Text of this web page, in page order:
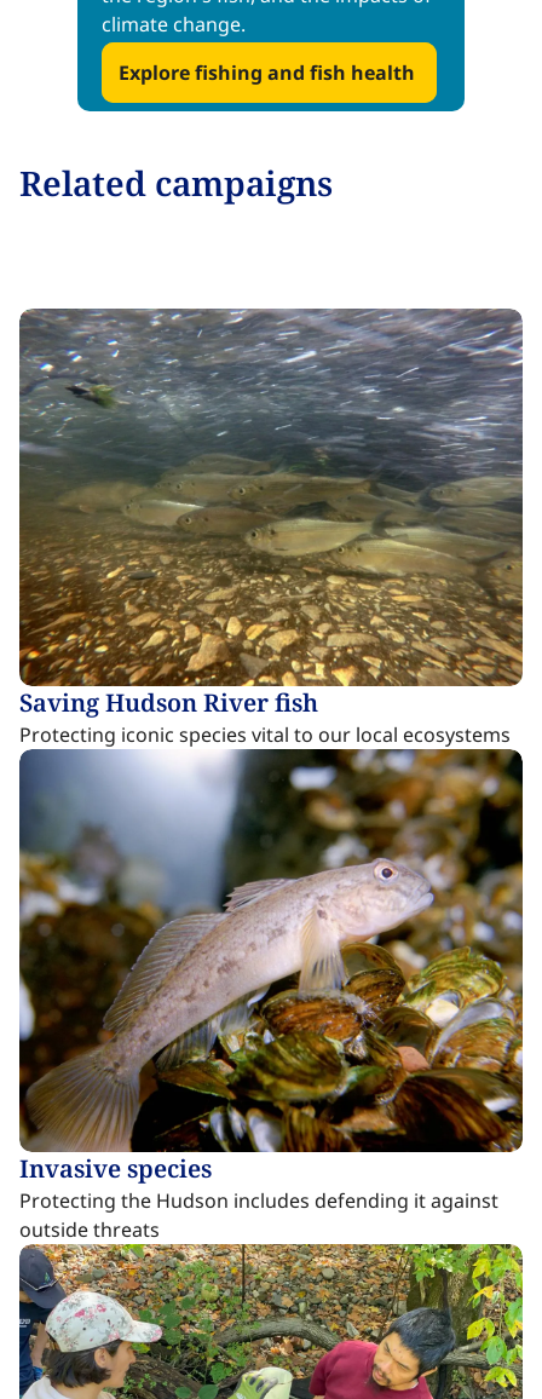
climate change.‌ ​‍‌‍‍‌‌‍‌ ‌‍‍‌‌‍ ‍​‍​‍​ ‍‍​‍​‍‌ ​ ‌‍​‌‌‍ ‍‌‍‍‌‌ ‌​‌ ‍‌​‍ ‍‌‍‍‌‌‍ ​‍​‍​‍ ​​‍​‍‌‍‍​‌ ​‍‌‍‌‌‌‍‌‍​‍​‍​ ‍‍​‍​‍‌‍‍​‌ ‌​‌ ‌​‌ ​​‌ ​ ​ ‍‍​‍ ​‍ ‌‍​ ‌‍ ‌‌ ​ ​‍ ‍‌‍ ‌‌‍​‌‌‍‍‌‌‍ ‍​‍ ‍​ ​‍​ ​​​ ​‍​ ‌​‌ ​‍‌‍‌‌‌‍‌​‌‍‌‌‌ ​ ‌‍‍‌‌‍‌ ‌‍ ‍​‍ ‍‌ ​‍‌‍‍‌‌ ‌‍‌‍‌‌‌ ​‍‌‍‍ ‌‍‌‌‌‍‌‌‌ ​​‌‍‌‌‌ ​‍​‍ ‍‌‍ ‌ ​‍‌‍‌ ​‍ ‌‍‍‌‌‍ ‍‌ ‌​‌‍‌‌‌‍ ‍‌ ‌​​‍ ‌‍‌‌‌‍‌​‌‍‍‌‌ ‌​​‍ ‌‍ ‌‌‍ ‌‍‌​‌‍‌‌​ ‌‌ ​​‌ ​‍‌‍‌‌‌ ​ ‌‍‌‌‌‍ ‍‌ ‌​‌‍​‌‌ ‌​‌‍‍‌‌‍ ‌‍ ‍​ ‍ ‌‍‍‌‌‍‌​​ ‌‌‍‌‍‌‍‌‌​ ‌​​ ‌ ‌‍‌‌‌‍‌‍​ ​​​ ‌​​‍ ‌​ ‌‍‌‍‌‌​ ​‍‌‍‌​​‍ ‌​ ‌​​ ‌ ​ ‌‍​ ‍‌​‍ ‌‌‍​‌​ ​‍‌‍​‌​ ‌ ​‍ ‌‌‍‌‍​ ​‌​ ‌‍​ ​​‌‍‌‌​ ​‍​ ‌‍​ ‍​‌‍‌‌‌‍​‍‌‍​ ‌‍​‍​ ‍ ‌ ‌​‌ ‍‌‌ ​​‌‍‌‌​ ‌‌‍‌‍‌‍ ‌‍​ ‌ ‌‌‌ ​ ‌​​‌‌ ​‍‌‍‌‌‌‍​‌​ ‍ ‌ ​​‌‍​‌‌ ‌​‌‍‍​​ ‌‌‍‍‌‌ ​ ‌ ​ ‌ ‌‌‌‍‌‌‌​ ‌ ‌‍‌‍‌‌‌ ​‍‌ ‌‍‌‍‍‌‌‍‌‌‌ ‌ ​‍ ‍‌‍​ ‌‍ ‌‍ ‍‌ ‌​‌‍‌‌‌‍ ‍‌ ‌​​‍‌‌​ ‌‌‌​​‍‌‌ ‌‍‍ ‌‍‌‌‌ ‍‌​‍‌‌​ ​ ‌​‌​​‍‌‌​ ​ ‌​‌​​‍‌‌​ ​‍​ ​‍‌‍​ ​ ​ ​ ‌​​ ‌ ‌‍​‍‌‍‌‌​ ‌‌​ ​‍​ ​‌​ ‌ ​ ‍​​ ​‌​‍‌‌​ ​‍​ ​‍​‍‌‌​ ‌‌‌​‌​​‍ ‍‌‍‌​‌‍‌‌‌ ​ ‌‍​ ‌ ​‍‌‍‍‌‌ ​​‌ ‌​‌‍‍‌‌‍ ‌‍ ‍​ ‌‍​‍‌‍​‌‌ ​ ‌‍‌‌‌‌‌‌‌ ​‍‌‍ ​​ ‌‌‍‍​‌ ‌​‌ ‌​‌ ​​‌ ​ ​‍‌‌​ ​ ‌​​‌​‍‌‌​ ​‍‌​‌‍​‍‌‌​ ​‍‌​‌‍‌‍​ ‌‍ ‌‌ ​ ​‍ ‍‌‍ ‌‌‍​‌‌‍‍‌‌‍ ‍​‍ ‍​ ​‍​ ​​​ ​‍​ ‌​‌ ​‍‌‍‌‌‌‍‌​‌‍‌‌‌ ​ ‌‍‍‌‌‍‌ ‌‍ ‍​‍ ‍‌ ​‍‌‍‍‌‌ ‌‍‌‍‌‌‌ ​‍‌‍‍ ‌‍‌‌‌‍‌‌‌ ​​‌‍‌‌‌ ​‍​‍ ‍‌‍ ‌ ​‍‌‍‌ ​‍‌‍‌‍‍‌‌‍‌​​ ‌‌‍‌‍‌‍‌‌​ ‌​​ ‌ ‌‍‌‌‌‍‌‍​ ​​​ ‌​​‍ ‌​ ‌‍‌‍‌‌​ ​‍‌‍‌​​‍ ‌​ ‌​​ ‌ ​ ‌‍​ ‍‌​‍ ‌‌‍​‌​ ​‍‌‍​‌​ ‌ ​‍ ‌‌‍‌‍​ ​‌​ ‌‍​ ​​‌‍‌‌​ ​‍​ ‌‍​ ‍​‌‍‌‌‌‍​‍‌‍​ ‌‍​‍​‍‌‍‌ ‌​‌ ‍‌‌ ​​‌‍‌‌​ ‌‌‍‌‍‌‍ ‌‍​ ‌ ‌‌‌ ​ ‌​​‌‌ ​‍‌‍‌‌‌‍​‌​‍‌‍‌ ​​‌‍​‌‌ ‌​‌‍‍​​ ‌‌‍‍‌‌ ​ ‌ ​ ‌ ‌‌‌‍‌‌‌​ ‌ ‌‍‌‍‌‌‌ ​‍‌ ‌‍‌‍‍‌‌‍‌‌‌ ‌ ​‍ ‍‌‍​ ‌‍ ‌‍ ‍‌ ‌​‌‍‌‌‌‍ ‍‌ ‌​​‍‌‌​ ‌‌‌​​‍‌‌ ‌‍‍ ‌‍‌‌‌ ‍‌​‍‌‌​ ​ ‌​‌​​‍‌‌​ ​ ‌​‌​​‍‌‌​ ​‍​ ​‍‌‍​ ​ ​ ​ ‌​​ ‌ ‌‍​‍‌‍‌‌​ ‌‌​ ​‍​ ​‌​ ‌ ​ ‍​​ ​‌​‍‌‌​ ​‍​ ​‍​‍‌‌​ ‌‌‌​‌​​‍ ‍‌‍‌​‌‍‌‌‌ ​ ‌‍​ ‌ ​‍‌‍‍‌‌ ​​‌ ‌​‌‍‍‌‌‍ ‌‍ ‍​‍‌‍‌ ​​‌‍‌‌‌ ​‍‌ ​ ‌ ​​‌‍‌‌‌‍​ ‌ ‌​‌‍‍‌‌ ‌‍‌‍‌‌​ ‌‌ ​​‌ ‌‌‌‍​‍‌‍ ​‌‍‍‌‌ ​ ‌‍‍​‌‍‌‌‌‍‌​​‍​‍‌ ‌​​​​‌ ‍ ​‍​‍‌‍ ‌ ​‍‌‍‍‌‌‍‌ ‌‍‍‌‌‍ ‍​‍​‍​ ‍‍​‍​‍‌ ​ ‌‍​‌‌‍ ‍‌‍‍‌‌ ‌​‌ ‍‌​‍ ‍‌‍‍‌‌‍ ​‍​‍​‍ ​​‍​‍‌‍‍​‌ ​‍‌‍‌‌‌‍‌‍​‍​‍​ ‍‍​‍​‍‌‍‍​‌ ‌​‌ ‌​‌ ​​‌ ​ ​ ‍‍​‍ ​‍ ‌‍​ ‌‍ ‌‌ ​ ​‍ ‍‌‍ ‌‌‍​‌‌‍‍‌‌‍ ‍​‍ ‍​ ​‍​ ​​​ ​‍​ ‌​‌ ​‍‌‍‌‌‌‍‌​‌‍‌‌‌ ​ ‌‍‍‌‌‍‌ ‌‍ ‍​‍ ‍‌ ​‍‌‍‍‌‌ ‌‍‌‍‌‌‌ ​‍‌‍‍ ‌‍‌‌‌‍‌‌‌ ​​‌‍‌‌‌ ​‍​‍ ‍‌‍ ‌ ​‍‌‍‌ ​‍ ‌‍‍‌‌‍ ‍‌ ‌​‌‍‌‌‌‍ ‍‌ ‌​​‍ ‌‍‌‌‌‍‌​‌‍‍‌‌ ‌​​‍ ‌‍ ‌‌‍ ‌‍‌​‌‍‌‌​ ‌‌ ​​‌ ​‍‌‍‌‌‌ ​ ‌‍‌‌‌‍ ‍‌ ‌​‌‍​‌‌ ‌​‌‍‍‌‌‍ ‌‍ ‍​ ‍ ‌‍‍‌‌‍‌​​ ‌​ ​​​ ‌‌​ ‌‌​ ​ ‌‍​‌‌‍​‍‌‍​‌​ ‌‍​‍ ‌‌‍​‍​ ​‍​ ‌‍‌‍‌‌​‍ ‌​ ‌​‌‍‌​​ ‌ ​ ‌‍​‍ ‌​ ‍​​ ‍‌‌‍‌‍​ ‌​​‍ ‌​ ‌​​ ​ ​ ‍​​ ‍​‌‍‌​‌‍​‌​ ‌‍​ ‍‌​ ​ ​ ‌‍​ ‌ ​ ​‍​ ‍ ‌ ‌​‌ ‍‌‌ ​​‌‍‌‌​ ‌‌‍​‌‌ ​‍‌ ‌​‌‍‍‌‌‍​ ‌‍ ​‌‍‌‌​ ‍ ‌ ​​‌‍​‌‌ ‌​‌‍‍​​ ‌‌‍​ ‌‍ ‌‍ ‍‌ ‌​‌‍‌‌‌‍ ‍‌ ‌​​‍‌‌​ ‌‌‌​​‍‌‌ ‌‍‍ ‌‍‌‌‌ ‍‌​‍‌‌​ ​ ‌​‌​​‍‌‌​ ​ ‌​‌​​‍‌‌​ ​‍​ ​‍​ ‌‍​ ​‌​ ‍​‌‍​‌​ ‌​‌‍‌​‌‍​ ‌‍​‌​ ‌‍​ ‌​‌‍​‌​ ​​​‍‌‌​ ​‍​ ​‍​‍‌‌​ ‌‌‌​‌​​‍ ‍‌‍‌​‌‍‌‌‌ ​ ‌‍​ ‌ ​‍‌‍‍‌‌ ​​‌ ‌​‌‍‍‌‌‍ ‌‍ ‍​ ‌‍​‍‌‍​‌‌ ​ ‌‍‌‌‌‌‌‌‌ ​‍‌‍ ​​ ‌‌‍‍​‌ ‌​‌ ‌​‌ ​​‌ ​ ​‍‌‌​ ​ ‌​​‌​‍‌‌​ ​‍‌​‌‍​‍‌‌​ ​‍‌​‌‍‌‍​ ‌‍ ‌‌ ​ ​‍ ‍‌‍ ‌‌‍​‌‌‍‍‌‌‍ ‍​‍ ‍​ ​‍​ ​​​ ​‍​ ‌​‌ ​‍‌‍‌‌‌‍‌​‌‍‌‌‌ ​ ‌‍‍‌‌‍‌ ‌‍ ‍​‍ ‍‌ ​‍‌‍‍‌‌ ‌‍‌‍‌‌‌ ​‍‌‍‍ ‌‍‌‌‌‍‌‌‌ ​​‌‍‌‌‌ ​‍​‍ ‍‌‍ ‌ ​‍‌‍‌ ​‍‌‍‌‍‍‌‌‍‌​​ ‌​ ​​​ ‌‌​ ‌‌​ ​ ‌‍​‌‌‍​‍‌‍​‌​ ‌‍​‍ ‌‌‍​‍​ ​‍​ ‌‍‌‍‌‌​‍ ‌​ ‌​‌‍‌​​ ‌ ​ ‌‍​‍ ‌​ ‍​​ ‍‌‌‍‌‍​ ‌​​‍ ‌​ ‌​​ ​ ​ ‍​​ ‍​‌‍‌​‌‍​‌​ ‌‍​ ‍‌​ ​ ​ ‌‍​ ‌ ​ ​‍​‍‌‍‌ ‌​‌ ‍‌‌ ​​‌‍‌‌​ ‌‌‍​‌‌ ​‍‌ ‌​‌‍‍‌‌‍​ ‌‍ ​‌‍‌‌​‍‌‍‌ ​​‌‍​‌‌ ‌​‌‍‍​​ ‌‌‍​ ‌‍ ‌‍ ‍‌ ‌​‌‍‌‌‌‍ ‍‌ ‌​​‍‌‌​ ‌‌‌​​‍‌‌ ‌‍‍ ‌‍‌‌‌ ‍‌​‍‌‌​ ​ ‌​‌​​‍‌‌​ ​ ‌​‌​​‍‌‌​ ​‍​ ​‍​ ‌‍​ ​‌​ ‍​‌‍​‌​ ‌​‌‍‌​‌‍​ ‌‍​‌​ ‌‍​ ‌​‌‍​‌​ ​​​‍‌‌​ ​‍​ ​‍​‍‌‌​ ‌‌‌​‌​​‍ ‍‌‍‌​‌‍‌‌‌ ​ ‌‍​ ‌ ​‍‌‍‍‌‌ ​​‌ ‌​‌‍‍‌‌‍ ‌‍ ‍​‍‌‍‌ ​​‌‍‌‌‌ ​‍‌ ​ ‌ ​​‌‍‌‌‌‍​ ‌ ‌​‌‍‍‌‌ ‌‍‌‍‌‌​ ‌‌ ​​‌ ‌‌‌‍​‍‌‍ ​‌‍‍‌‌ ​ ‌‍‍​‌‍‌‌‌‍‌​​‍​‍‌ ‌
Explore fishing and fish health ​​​​‌ ‍ ​‍​‍‌‍ ‌ ​‍‌‍‍‌‌‍‌ ‌‍‍‌‌‍ ‍​‍​‍​ ‍‍​‍​‍‌ ​ ‌‍​‌‌‍ ‍‌‍‍‌‌ ‌​‌ ‍‌​‍ ‍‌‍‍‌‌‍ ​‍​‍​‍ ​​‍​‍‌‍‍​‌ ​‍‌‍‌‌‌‍‌‍​‍​‍​ ‍‍​‍​‍‌‍‍​‌ ‌​‌ ‌​‌ ​​‌ ​ ​ ‍‍​‍ ​‍ ‌‍​ ‌‍ ‌‌ ​ ​‍ ‍‌‍ ‌‌‍​‌‌‍‍‌‌‍ ‍​‍ ‍​ ​‍​ ​​​ ​‍​ ‌​‌ ​‍‌‍‌‌‌‍‌​‌‍‌‌‌ ​ ‌‍‍‌‌‍‌ ‌‍ ‍​‍ ‍‌ ​‍‌‍‍‌‌ ‌‍‌‍‌‌‌ ​‍‌‍‍ ‌‍‌‌‌‍‌‌‌ ​​‌‍‌‌‌ ​‍​‍ ‍‌‍ ‌ ​‍‌‍‌ ​‍ ‌‍‍‌‌‍ ‍‌ ‌​‌‍‌‌‌‍ ‍‌ ‌​​‍ ‌‍‌‌‌‍‌​‌‍‍‌‌ ‌​​‍ ‌‍ ‌‌‍ ‌‍‌​‌‍‌‌​ ‌‌ ​​‌ ​‍‌‍‌‌‌ ​ ‌‍‌‌‌‍ ‍‌ ‌​‌‍​‌‌ ‌​‌‍‍‌‌‍ ‌‍ ‍​ ‍ ‌‍‍‌‌‍‌​​ ‌​ ​​​ ‌‌​ ‌‌​ ​ ‌‍​‌‌‍​‍‌‍​‌​ ‌‍​‍ ‌‌‍​‍​ ​‍​ ‌‍‌‍‌‌​‍ ‌​ ‌​‌‍‌​​ ‌ ​ ‌‍​‍ ‌​ ‍​​ ‍‌‌‍‌‍​ ‌​​‍ ‌​ ‌​​ ​ ​ ‍​​ ‍​‌‍‌​‌‍​‌​ ‌‍​ ‍‌​ ​ ​ ‌‍​ ‌ ​ ​‍​ ‍ ‌ ‌​‌ ‍‌‌ ​​‌‍‌‌​ ‌‌‍​‌‌ ​‍‌ ‌​‌‍‍‌‌‍​ ‌‍ ​‌‍‌‌​ ‍ ‌ ​​‌‍​‌‌ ‌​‌‍‍​​ ‌‌‍​ ‌‍ ‌‍ ‍‌ ‌​‌‍‌‌‌‍ ‍‌ ‌​​‍‌‌​ ‌‌‌​​‍‌‌ ‌‍‍ ‌‍‌‌‌ ‍‌​‍‌‌​ ​ ‌​‌​​‍‌‌​ ​ ‌​‌​​‍‌‌​ ​‍​ ​‍​ ‌‍​ ​‌​ ‍​‌‍​‌​ ‌​‌‍‌​‌‍​ ‌‍​‌​ ‌‍​ ‌​‌‍​‌​ ​​​‍‌‌​ ​‍​ ​‍​‍‌‌​ ‌‌‌​‌​​‍ ‍‌‍​‍‌ ‌‌‌ ‌​‌ ‌​‌‍ ‌‍ ‍​‍ ‍‌ ‌​‌‍‌‌‌ ‍​‌ ‌​​ ‌‍​‍‌‍​‌‌ ​ ‌‍‌‌‌‌‌‌‌ ​‍‌‍ ​​ ‌‌‍‍​‌ ‌​‌ ‌​‌ ​​‌ ​ ​‍‌‌​ ​ ‌​​‌​‍‌‌​ ​‍‌​‌‍​‍‌‌​ ​‍‌​‌‍‌‍​ ‌‍ ‌‌ ​ ​‍ ‍‌‍ ‌‌‍​‌‌‍‍‌‌‍ ‍​‍ ‍​ ​‍​ ​​​ ​‍​ ‌​‌ ​‍‌‍‌‌‌‍‌​‌‍‌‌‌ ​ ‌‍‍‌‌‍‌ ‌‍ ‍​‍ ‍‌ ​‍‌‍‍‌‌ ‌‍‌‍‌‌‌ ​‍‌‍‍ ‌‍‌‌‌‍‌‌‌ ​​‌‍‌‌‌ ​‍​‍ ‍‌‍ ‌ ​‍‌‍‌ ​‍‌‍‌‍‍‌‌‍‌​​ ‌​ ​​​ ‌‌​ ‌‌​ ​ ‌‍​‌‌‍​‍‌‍​‌​ ‌‍​‍ ‌‌‍​‍​ ​‍​ ‌‍‌‍‌‌​‍ ‌​ ‌​‌‍‌​​ ‌ ​ ‌‍​‍ ‌​ ‍​​ ‍‌‌‍‌‍​ ‌​​‍ ‌​ ‌​​ ​ ​ ‍​​ ‍​‌‍‌​‌‍​‌​ ‌‍​ ‍‌​ ​ ​ ‌‍​ ‌ ​ ​‍​‍‌‍‌ ‌​‌ ‍‌‌ ​​‌‍‌‌​ ‌‌‍​‌‌ ​‍‌ ‌​‌‍‍‌‌‍​ ‌‍ ​‌‍‌‌​‍‌‍‌ ​​‌‍​‌‌ ‌​‌‍‍​​ ‌‌‍​ ‌‍ ‌‍ ‍‌ ‌​‌‍‌‌‌‍ ‍‌ ‌​​‍‌‌​ ‌‌‌​​‍‌‌ ‌‍‍ ‌‍‌‌‌ ‍‌​‍‌‌​ ​ ‌​‌​​‍‌‌​ ​ ‌​‌​​‍‌‌​ ​‍​ ​‍​ ‌‍​ ​‌​ ‍​‌‍​‌​ ‌​‌‍‌​‌‍​ ‌‍​‌​ ‌‍​ ‌​‌‍​‌​ ​​​‍‌‌​ ​‍​ ​‍​‍‌‌​ ‌‌‌​‌​​‍ ‍‌‍​‍‌ ‌‌‌ ‌​‌ ‌​‌‍ ‌‍ ‍​‍ ‍‌ ‌​‌‍‌‌‌ ‍​‌ ‌​​‍‌‍‌ ​​‌‍‌‌‌ ​‍‌ ​ ‌ ​​‌‍‌‌‌‍​ ‌ ‌​‌‍‍‌‌ ‌‍‌‍‌‌​ ‌‌ ​​‌ ‌‌‌‍​‍‌‍ ​‌‍‍‌‌ ​ ‌‍‍​‌‍‌‌‌‍‌​​‍​‍‌ ‌
Related campaigns
Saving Hudson River fish​​​​‌ ‍ ​‍​‍‌‍ ‌ ​‍‌‍‍‌‌‍‌ ‌‍‍‌‌‍ ‍​‍​‍​ ‍‍​‍​‍‌ ​ ‌‍​‌‌‍ ‍‌‍‍‌‌ ‌​‌ ‍‌​‍ ‍‌‍‍‌‌‍ ​‍​‍​‍ ​​‍​‍‌‍‍​‌ ​‍‌‍‌‌‌‍‌‍​‍​‍​ ‍‍​‍​‍‌‍‍​‌ ‌​‌ ‌​‌ ​​‌ ​ ​ ‍‍​‍ ​‍ ‌‍​ ‌‍ ‌‌ ​ ​‍ ‍‌‍ ‌‌‍​‌‌‍‍‌‌‍ ‍​‍ ‍​ ​‍​ ​​​ ​‍​ ‌​‌ ​‍‌‍‌‌‌‍‌​‌‍‌‌‌ ​ ‌‍‍‌‌‍‌ ‌‍ ‍​‍ ‍‌ ​‍‌‍‍‌‌ ‌‍‌‍‌‌‌ ​‍‌‍‍ ‌‍‌‌‌‍‌‌‌ ​​‌‍‌‌‌ ​‍​‍ ‍‌‍ ‌ ​‍‌‍‌ ​‍ ‌‍‍‌‌‍ ‍‌ ‌​‌‍‌‌‌‍ ‍‌ ‌​​‍ ‌‍‌‌‌‍‌​‌‍‍‌‌ ‌​​‍ ‌‍ ‌‌‍ ‌‍‌​‌‍‌‌​ ‌‌ ​​‌ ​‍‌‍‌‌‌ ​ ‌‍‌‌‌‍ ‍‌ ‌​‌‍​‌‌ ‌​‌‍‍‌‌‍ ‌‍ ‍​ ‍ ‌‍‍‌‌‍‌​​ ‌‌‍​ ​ ​ ‌‍​‌​ ‌ ‌‍‌​​ ‌​​ ‌ ‌‍​‌​‍ ‌​ ​ ‌‍‌‍​ ‍‌​ ‌‍​‍ ‌​ ‌​‌‍​‌‌‍​‌‌‍‌‍​‍ ‌​ ‍‌​ ​‌​ ‍‌‌‍​‍​‍ ‌‌‍‌​‌‍​ ‌‍‌‌‌‍​‍​ ​‍​ ​‍​ ​​​ ‌ ‌‍​ ‌‍​‍‌‍‌​​ ​‍​ ‍ ‌ ‌​‌ ‍‌‌ ​​‌‍‌‌​ ‌‌‍​ ‌‍​‌‌‍ ‌‌ ​​‌‍​‌‌‍‍‌‌‍‌ ‌‍ ‍​ ‍ ‌ ​​‌‍​‌‌ ‌​‌‍‍​​ ‌‌ ‌​‌‍‍‌‌ ‌​‌‍ ​‌‍‌‌​ ‌‍​‍‌‍​‌‌ ​ ‌‍‌‌‌‌‌‌‌ ​‍‌‍ ​​ ‌‌‍‍​‌ ‌​‌ ‌​‌ ​​‌ ​ ​‍‌‌​ ​ ‌​​‌​‍‌‌​ ​‍‌​‌‍​‍‌‌​ ​‍‌​‌‍‌‍​ ‌‍ ‌‌ ​ ​‍ ‍‌‍ ‌‌‍​‌‌‍‍‌‌‍ ‍​‍ ‍​ ​‍​ ​​​ ​‍​ ‌​‌ ​‍‌‍‌‌‌‍‌​‌‍‌‌‌ ​ ‌‍‍‌‌‍‌ ‌‍ ‍​‍ ‍‌ ​‍‌‍‍‌‌ ‌‍‌‍‌‌‌ ​‍‌‍‍ ‌‍‌‌‌‍‌‌‌ ​​‌‍‌‌‌ ​‍​‍ ‍‌‍ ‌ ​‍‌‍‌ ​‍‌‍‌‍‍‌‌‍‌​​ ‌‌‍​ ​ ​ ‌‍​‌​ ‌ ‌‍‌​​ ‌​​ ‌ ‌‍​‌​‍ ‌​ ​ ‌‍‌‍​ ‍‌​ ‌‍​‍ ‌​ ‌​‌‍​‌‌‍​‌‌‍‌‍​‍ ‌​ ‍‌​ ​‌​ ‍‌‌‍​‍​‍ ‌‌‍‌​‌‍​ ‌‍‌‌‌‍​‍​ ​‍​ ​‍​ ​​​ ‌ ‌‍​ ‌‍​‍‌‍‌​​ ​‍​‍‌‍‌ ‌​‌ ‍‌‌ ​​‌‍‌‌​ ‌‌‍​ ‌‍​‌‌‍ ‌‌ ​​‌‍​‌‌‍‍‌‌‍‌ ‌‍ ‍​‍‌‍‌ ​​‌‍​‌‌ ‌​‌‍‍​​ ‌‌ ‌​‌‍‍‌‌ ‌​‌‍ ​‌‍‌‌​‍‌‍‌ ​​‌‍‌‌‌ ​‍‌ ​ ‌ ​​‌‍‌‌‌‍​ ‌ ‌​‌‍‍‌‌ ‌‍‌‍‌‌​ ‌‌ ​​‌ ‌‌‌‍​‍‌‍ ​‌‍‍‌‌ ​ ‌‍‍​‌‍‌‌‌‍‌​​‍​‍‌ ‌
Protecting iconic species vital to our local ecosystems​​​​‌ ‍ ​‍​‍‌‍ ‌ ​‍‌‍‍‌‌‍‌ ‌‍‍‌‌‍ ‍​‍​‍​ ‍‍​‍​‍‌ ​ ‌‍​‌‌‍ ‍‌‍‍‌‌ ‌​‌ ‍‌​‍ ‍‌‍‍‌‌‍ ​‍​‍​‍ ​​‍​‍‌‍‍​‌ ​‍‌‍‌‌‌‍‌‍​‍​‍​ ‍‍​‍​‍‌‍‍​‌ ‌​‌ ‌​‌ ​​‌ ​ ​ ‍‍​‍ ​‍ ‌‍​ ‌‍ ‌‌ ​ ​‍ ‍‌‍ ‌‌‍​‌‌‍‍‌‌‍ ‍​‍ ‍​ ​‍​ ​​​ ​‍​ ‌​‌ ​‍‌‍‌‌‌‍‌​‌‍‌‌‌ ​ ‌‍‍‌‌‍‌ ‌‍ ‍​‍ ‍‌ ​‍‌‍‍‌‌ ‌‍‌‍‌‌‌ ​‍‌‍‍ ‌‍‌‌‌‍‌‌‌ ​​‌‍‌‌‌ ​‍​‍ ‍‌‍ ‌ ​‍‌‍‌ ​‍ ‌‍‍‌‌‍ ‍‌ ‌​‌‍‌‌‌‍ ‍‌ ‌​​‍ ‌‍‌‌‌‍‌​‌‍‍‌‌ ‌​​‍ ‌‍ ‌‌‍ ‌‍‌​‌‍‌‌​ ‌‌ ​​‌ ​‍‌‍‌‌‌ ​ ‌‍‌‌‌‍ ‍‌ ‌​‌‍​‌‌ ‌​‌‍‍‌‌‍ ‌‍ ‍​ ‍ ‌‍‍‌‌‍‌​​ ‌‌‍​ ​ ​ ‌‍​‌​ ‌ ‌‍‌​​ ‌​​ ‌ ‌‍​‌​‍ ‌​ ​ ‌‍‌‍​ ‍‌​ ‌‍​‍ ‌​ ‌​‌‍​‌‌‍​‌‌‍‌‍​‍ ‌​ ‍‌​ ​‌​ ‍‌‌‍​‍​‍ ‌‌‍‌​‌‍​ ‌‍‌‌‌‍​‍​ ​‍​ ​‍​ ​​​ ‌ ‌‍​ ‌‍​‍‌‍‌​​ ​‍​ ‍ ‌ ‌​‌ ‍‌‌ ​​‌‍‌‌​ ‌‌‍​ ‌‍​‌‌‍ ‌‌ ​​‌‍​‌‌‍‍‌‌‍‌ ‌‍ ‍​ ‍ ‌ ​​‌‍​‌‌ ‌​‌‍‍​​ ‌‌ ​ ‌‍‍​‌‍ ‌ ​‍‌ ‌​‌​‌​‌‍‌‌‌ ​ ‌‍​ ‌ ​‍‌‍‍‌‌ ​​‌ ‌​‌‍‍‌‌‍ ‌‍ ‍​ ‌‍​‍‌‍​‌‌ ​ ‌‍‌‌‌‌‌‌‌ ​‍‌‍ ​​ ‌‌‍‍​‌ ‌​‌ ‌​‌ ​​‌ ​ ​‍‌‌​ ​ ‌​​‌​‍‌‌​ ​‍‌​‌‍​‍‌‌​ ​‍‌​‌‍‌‍​ ‌‍ ‌‌ ​ ​‍ ‍‌‍ ‌‌‍​‌‌‍‍‌‌‍ ‍​‍ ‍​ ​‍​ ​​​ ​‍​ ‌​‌ ​‍‌‍‌‌‌‍‌​‌‍‌‌‌ ​ ‌‍‍‌‌‍‌ ‌‍ ‍​‍ ‍‌ ​‍‌‍‍‌‌ ‌‍‌‍‌‌‌ ​‍‌‍‍ ‌‍‌‌‌‍‌‌‌ ​​‌‍‌‌‌ ​‍​‍ ‍‌‍ ‌ ​‍‌‍‌ ​‍‌‍‌‍‍‌‌‍‌​​ ‌‌‍​ ​ ​ ‌‍​‌​ ‌ ‌‍‌​​ ‌​​ ‌ ‌‍​‌​‍ ‌​ ​ ‌‍‌‍​ ‍‌​ ‌‍​‍ ‌​ ‌​‌‍​‌‌‍​‌‌‍‌‍​‍ ‌​ ‍‌​ ​‌​ ‍‌‌‍​‍​‍ ‌‌‍‌​‌‍​ ‌‍‌‌‌‍​‍​ ​‍​ ​‍​ ​​​ ‌ ‌‍​ ‌‍​‍‌‍‌​​ ​‍​‍‌‍‌ ‌​‌ ‍‌‌ ​​‌‍‌‌​ ‌‌‍​ ‌‍​‌‌‍ ‌‌ ​​‌‍​‌‌‍‍‌‌‍‌ ‌‍ ‍​‍‌‍‌ ​​‌‍​‌‌ ‌​‌‍‍​​ ‌‌ ​ ‌‍‍​‌‍ ‌ ​‍‌ ‌​‌​‌​‌‍‌‌‌ ​ ‌‍​ ‌ ​‍‌‍‍‌‌ ​​‌ ‌​‌‍‍‌‌‍ ‌‍ ‍​‍‌‍‌ ​​‌‍‌‌‌ ​‍‌ ​ ‌ ​​‌‍‌‌‌‍​ ‌ ‌​‌‍‍‌‌ ‌‍‌‍‌‌​ ‌‌ ​​‌ ‌‌‌‍​‍‌‍ ​‌‍‍‌‌ ​ ‌‍‍​‌‍‌‌‌‍‌​​‍​‍‌ ‌
Invasive species​​​​‌ ‍ ​‍​‍‌‍ ‌ ​‍‌‍‍‌‌‍‌ ‌‍‍‌‌‍ ‍​‍​‍​ ‍‍​‍​‍‌ ​ ‌‍​‌‌‍ ‍‌‍‍‌‌ ‌​‌ ‍‌​‍ ‍‌‍‍‌‌‍ ​‍​‍​‍ ​​‍​‍‌‍‍​‌ ​‍‌‍‌‌‌‍‌‍​‍​‍​ ‍‍​‍​‍‌‍‍​‌ ‌​‌ ‌​‌ ​​‌ ​ ​ ‍‍​‍ ​‍ ‌‍​ ‌‍ ‌‌ ​ ​‍ ‍‌‍ ‌‌‍​‌‌‍‍‌‌‍ ‍​‍ ‍​ ​‍​ ​​​ ​‍​ ‌​‌ ​‍‌‍‌‌‌‍‌​‌‍‌‌‌ ​ ‌‍‍‌‌‍‌ ‌‍ ‍​‍ ‍‌ ​‍‌‍‍‌‌ ‌‍‌‍‌‌‌ ​‍‌‍‍ ‌‍‌‌‌‍‌‌‌ ​​‌‍‌‌‌ ​‍​‍ ‍‌‍ ‌ ​‍‌‍‌ ​‍ ‌‍‍‌‌‍ ‍‌ ‌​‌‍‌‌‌‍ ‍‌ ‌​​‍ ‌‍‌‌‌‍‌​‌‍‍‌‌ ‌​​‍ ‌‍ ‌‌‍ ‌‍‌​‌‍‌‌​ ‌‌ ​​‌ ​‍‌‍‌‌‌ ​ ‌‍‌‌‌‍ ‍‌ ‌​‌‍​‌‌ ‌​‌‍‍‌‌‍ ‌‍ ‍​ ‍ ‌‍‍‌‌‍‌​​ ‌​ ‌‌​ ​​​ ‌​​ ‍​‌‍‌‍​ ​ ​ ‍‌​ ‍‌​‍ ‌​ ‌‌‌‍‌‍‌‍​‌​ ‍‌​‍ ‌​ ‌​​ ​ ​ ‍​‌‍‌‍​‍ ‌​ ‍​‌‍​‌​ ‌‍​ ​‍​‍ ‌‌‍​‍‌‍​‌​ ‍‌‌‍‌‌​ ​​‌‍​ ​ ‌‌‌‍‌​​ ‌​‌‍​‍​ ‍‌‌‍‌‌​ ‍ ‌ ‌​‌ ‍‌‌ ​​‌‍‌‌​ ‌‌‍​ ‌‍​‌‌‍ ‌‌ ​​‌‍​‌‌‍‍‌‌‍‌ ‌‍ ‍​ ‍ ‌ ​​‌‍​‌‌ ‌​‌‍‍​​ ‌‌ ‌​‌‍‍‌‌ ‌​‌‍ ​‌‍‌‌​ ‌‍​‍‌‍​‌‌ ​ ‌‍‌‌‌‌‌‌‌ ​‍‌‍ ​​ ‌‌‍‍​‌ ‌​‌ ‌​‌ ​​‌ ​ ​‍‌‌​ ​ ‌​​‌​‍‌‌​ ​‍‌​‌‍​‍‌‌​ ​‍‌​‌‍‌‍​ ‌‍ ‌‌ ​ ​‍ ‍‌‍ ‌‌‍​‌‌‍‍‌‌‍ ‍​‍ ‍​ ​‍​ ​​​ ​‍​ ‌​‌ ​‍‌‍‌‌‌‍‌​‌‍‌‌‌ ​ ‌‍‍‌‌‍‌ ‌‍ ‍​‍ ‍‌ ​‍‌‍‍‌‌ ‌‍‌‍‌‌‌ ​‍‌‍‍ ‌‍‌‌‌‍‌‌‌ ​​‌‍‌‌‌ ​‍​‍ ‍‌‍ ‌ ​‍‌‍‌ ​‍‌‍‌‍‍‌‌‍‌​​ ‌​ ‌‌​ ​​​ ‌​​ ‍​‌‍‌‍​ ​ ​ ‍‌​ ‍‌​‍ ‌​ ‌‌‌‍‌‍‌‍​‌​ ‍‌​‍ ‌​ ‌​​ ​ ​ ‍​‌‍‌‍​‍ ‌​ ‍​‌‍​‌​ ‌‍​ ​‍​‍ ‌‌‍​‍‌‍​‌​ ‍‌‌‍‌‌​ ​​‌‍​ ​ ‌‌‌‍‌​​ ‌​‌‍​‍​ ‍‌‌‍‌‌​‍‌‍‌ ‌​‌ ‍‌‌ ​​‌‍‌‌​ ‌‌‍​ ‌‍​‌‌‍ ‌‌ ​​‌‍​‌‌‍‍‌‌‍‌ ‌‍ ‍​‍‌‍‌ ​​‌‍​‌‌ ‌​‌‍‍​​ ‌‌ ‌​‌‍‍‌‌ ‌​‌‍ ​‌‍‌‌​‍‌‍‌ ​​‌‍‌‌‌ ​‍‌ ​ ‌ ​​‌‍‌‌‌‍​ ‌ ‌​‌‍‍‌‌ ‌‍‌‍‌‌​ ‌‌ ​​‌ ‌‌‌‍​‍‌‍ ​‌‍‍‌‌ ​ ‌‍‍​‌‍‌‌‌‍‌​​‍​‍‌ ‌
Protecting the Hudson includes defending it against
outside threats​​​​‌ ‍ ​‍​‍‌‍ ‌ ​‍‌‍‍‌‌‍‌ ‌‍‍‌‌‍ ‍​‍​‍​ ‍‍​‍​‍‌ ​ ‌‍​‌‌‍ ‍‌‍‍‌‌ ‌​‌ ‍‌​‍ ‍‌‍‍‌‌‍ ​‍​‍​‍ ​​‍​‍‌‍‍​‌ ​‍‌‍‌‌‌‍‌‍​‍​‍​ ‍‍​‍​‍‌‍‍​‌ ‌​‌ ‌​‌ ​​‌ ​ ​ ‍‍​‍ ​‍ ‌‍​ ‌‍ ‌‌ ​ ​‍ ‍‌‍ ‌‌‍​‌‌‍‍‌‌‍ ‍​‍ ‍​ ​‍​ ​​​ ​‍​ ‌​‌ ​‍‌‍‌‌‌‍‌​‌‍‌‌‌ ​ ‌‍‍‌‌‍‌ ‌‍ ‍​‍ ‍‌ ​‍‌‍‍‌‌ ‌‍‌‍‌‌‌ ​‍‌‍‍ ‌‍‌‌‌‍‌‌‌ ​​‌‍‌‌‌ ​‍​‍ ‍‌‍ ‌ ​‍‌‍‌ ​‍ ‌‍‍‌‌‍ ‍‌ ‌​‌‍‌‌‌‍ ‍‌ ‌​​‍ ‌‍‌‌‌‍‌​‌‍‍‌‌ ‌​​‍ ‌‍ ‌‌‍ ‌‍‌​‌‍‌‌​ ‌‌ ​​‌ ​‍‌‍‌‌‌ ​ ‌‍‌‌‌‍ ‍‌ ‌​‌‍​‌‌ ‌​‌‍‍‌‌‍ ‌‍ ‍​ ‍ ‌‍‍‌‌‍‌​​ ‌​ ‌‌​ ​​​ ‌​​ ‍​‌‍‌‍​ ​ ​ ‍‌​ ‍‌​‍ ‌​ ‌‌‌‍‌‍‌‍​‌​ ‍‌​‍ ‌​ ‌​​ ​ ​ ‍​‌‍‌‍​‍ ‌​ ‍​‌‍​‌​ ‌‍​ ​‍​‍ ‌‌‍​‍‌‍​‌​ ‍‌‌‍‌‌​ ​​‌‍​ ​ ‌‌‌‍‌​​ ‌​‌‍​‍​ ‍‌‌‍‌‌​ ‍ ‌ ‌​‌ ‍‌‌ ​​‌‍‌‌​ ‌‌‍​ ‌‍​‌‌‍ ‌‌ ​​‌‍​‌‌‍‍‌‌‍‌ ‌‍ ‍​ ‍ ‌ ​​‌‍​‌‌ ‌​‌‍‍​​ ‌‌ ​ ‌‍‍​‌‍ ‌ ​‍‌ ‌​‌​‌​‌‍‌‌‌ ​ ‌‍​ ‌ ​‍‌‍‍‌‌ ​​‌ ‌​‌‍‍‌‌‍ ‌‍ ‍​ ‌‍​‍‌‍​‌‌ ​ ‌‍‌‌‌‌‌‌‌ ​‍‌‍ ​​ ‌‌‍‍​‌ ‌​‌ ‌​‌ ​​‌ ​ ​‍‌‌​ ​ ‌​​‌​‍‌‌​ ​‍‌​‌‍​‍‌‌​ ​‍‌​‌‍‌‍​ ‌‍ ‌‌ ​ ​‍ ‍‌‍ ‌‌‍​‌‌‍‍‌‌‍ ‍​‍ ‍​ ​‍​ ​​​ ​‍​ ‌​‌ ​‍‌‍‌‌‌‍‌​‌‍‌‌‌ ​ ‌‍‍‌‌‍‌ ‌‍ ‍​‍ ‍‌ ​‍‌‍‍‌‌ ‌‍‌‍‌‌‌ ​‍‌‍‍ ‌‍‌‌‌‍‌‌‌ ​​‌‍‌‌‌ ​‍​‍ ‍‌‍ ‌ ​‍‌‍‌ ​‍‌‍‌‍‍‌‌‍‌​​ ‌​ ‌‌​ ​​​ ‌​​ ‍​‌‍‌‍​ ​ ​ ‍‌​ ‍‌​‍ ‌​ ‌‌‌‍‌‍‌‍​‌​ ‍‌​‍ ‌​ ‌​​ ​ ​ ‍​‌‍‌‍​‍ ‌​ ‍​‌‍​‌​ ‌‍​ ​‍​‍ ‌‌‍​‍‌‍​‌​ ‍‌‌‍‌‌​ ​​‌‍​ ​ ‌‌‌‍‌​​ ‌​‌‍​‍​ ‍‌‌‍‌‌​‍‌‍‌ ‌​‌ ‍‌‌ ​​‌‍‌‌​ ‌‌‍​ ‌‍​‌‌‍ ‌‌ ​​‌‍​‌‌‍‍‌‌‍‌ ‌‍ ‍​‍‌‍‌ ​​‌‍​‌‌ ‌​‌‍‍​​ ‌‌ ​ ‌‍‍​‌‍ ‌ ​‍‌ ‌​‌​‌​‌‍‌‌‌ ​ ‌‍​ ‌ ​‍‌‍‍‌‌ ​​‌ ‌​‌‍‍‌‌‍ ‌‍ ‍​‍‌‍‌ ​​‌‍‌‌‌ ​‍‌ ​ ‌ ​​‌‍‌‌‌‍​ ‌ ‌​‌‍‍‌‌ ‌‍‌‍‌‌​ ‌‌ ​​‌ ‌‌‌‍​‍‌‍ ​‌‍‍‌‌ ​ ‌‍‍​‌‍‌‌‌‍‌​​‍​‍‌ ‌